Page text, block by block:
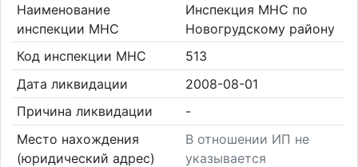
Наименование
инспекции МНС
Инспекция МНС по
Новогрудскому району
Код инспекции МНС
513
Дата ликвидации
2008-08-01
Причина ликвидации
-
Место нахождения
(юридический адрес)
В отношении ИП не
указывается